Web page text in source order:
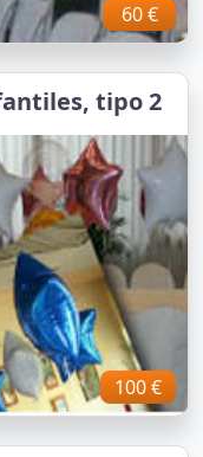
60 €
tipo 2
100 €